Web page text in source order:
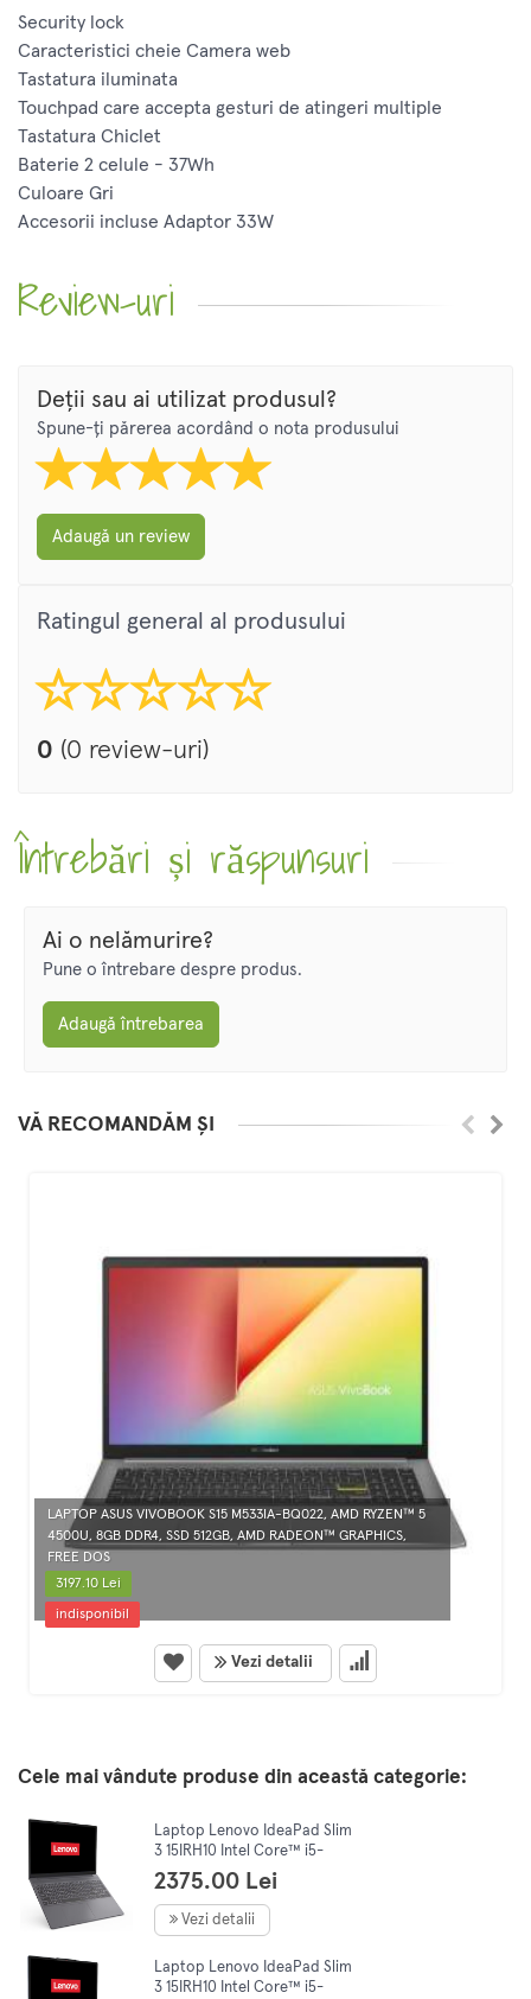
Security lock
Caracteristici cheie Camera web
Tastatura iluminata
Touchpad care accepta gesturi de atingeri multiple
Tastatura Chiclet
Baterie 2 celule - 37Wh
Culoare Gri
Accesorii incluse Adaptor 33W
Review-uri
Deții sau ai utilizat produsul?
Spune-ți părerea acordând o nota produsului
Adaugă un review
Ratingul general al produsului
0 (0 review-uri)
Întrebări și răspunsuri
Ai o nelămurire?
Pune o întrebare despre produs.
Adaugă întrebarea
VĂ RECOMANDĂM ȘI
LAPTOP ASUS VIVOBOOK S15 M533IA-BQ022, AMD RYZEN™ 5
4500U, 8GB DDR4, SSD 512GB, AMD RADEON™ GRAPHICS,
FREE DOS
3197.10 Lei
indisponibil
Vezi detalii
Cele mai vândute produse din această categorie:
Laptop Lenovo IdeaPad Slim
3 15IRH10 Intel Core™ i5-
13420H, 15.3" WUXGA, IPS,
16GB DDR5, 512GB SSD, No
OS,Grey
2375.00 Lei
Vezi detalii
Laptop Lenovo IdeaPad Slim
3 15IRH10 Intel Core™ i5-